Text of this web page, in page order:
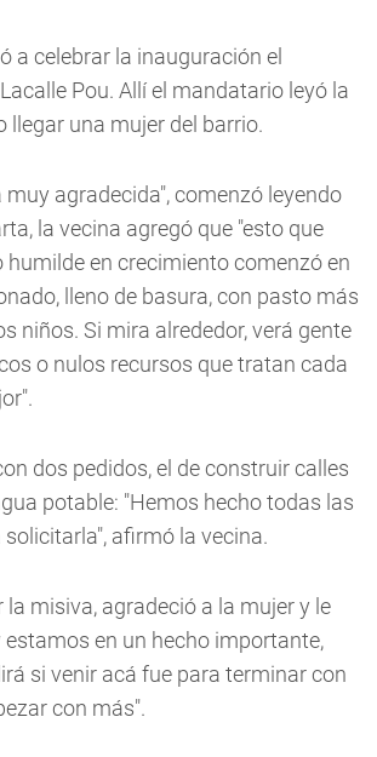
a celebrar la inauguración el
Pou. Allí el mandatario leyó la
llegar una mujer del barrio.
muy agradecida", comenzó leyendo
la vecina agregó que "esto que
humilde en crecimiento comenzó en
lleno de basura, con pasto más
niños. Si mira alrededor, verá gente
o nulos recursos que tratan cada
dos pedidos, el de construir calles
potable: "Hemos hecho todas las
afirmó la vecina.
la misiva, agradeció a la mujer y le
estamos en un hecho importante,
si venir acá fue para terminar con
con más".